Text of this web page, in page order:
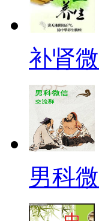
补肾
男科